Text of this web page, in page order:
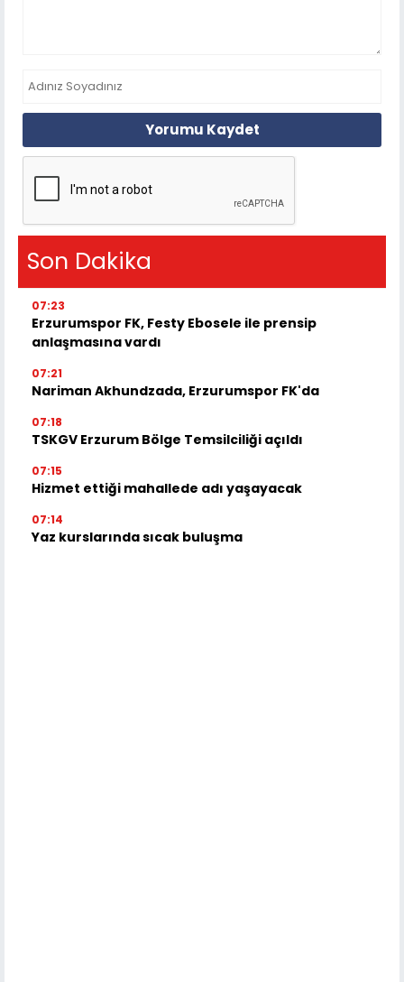
Yorumu Kaydet
Son Dakika
07:23
Erzurumspor FK, Festy Ebosele ile prensip
anlaşmasına vardı
07:21
Nariman Akhundzada, Erzurumspor FK'da
07:18
TSKGV Erzurum Bölge Temsilciliği açıldı
07:15
Hizmet ettiği mahallede adı yaşayacak
07:14
Yaz kurslarında sıcak buluşma